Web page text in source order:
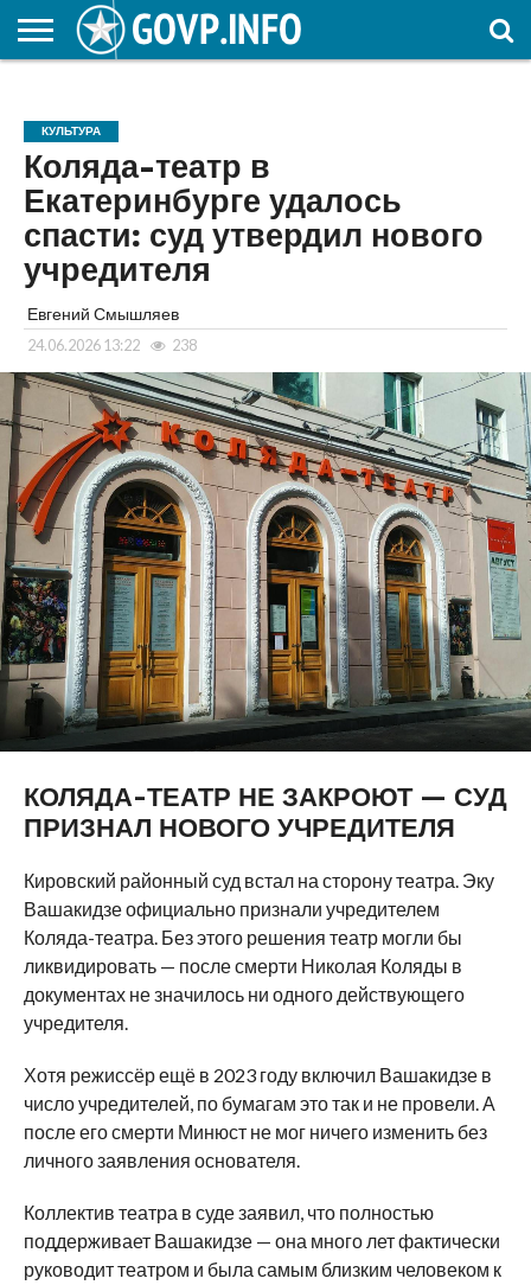
ОБРАЗОВАНИЕ
КУЛЬТУРА
Коляда-театр в
Екатеринбурге удалось
спасти: суд утвердил нового
учредителя
Евгений Смышляев
24.06.2026 13:22 238
КОЛЯДА-ТЕАТР НЕ ЗАКРОЮТ — СУД
ПРИЗНАЛ НОВОГО УЧРЕДИТЕЛЯ
Кировский районный суд встал на сторону театра. Эку
Вашакидзе официально признали учредителем
Коляда-театра. Без этого решения театр могли бы
ликвидировать — после смерти Николая Коляды в
документах не значилось ни одного действующего
учредителя.
Хотя режиссёр ещё в 2023 году включил Вашакидзе в
число учредителей, по бумагам это так и не провели. А
после его смерти Минюст не мог ничего изменить без
личного заявления основателя.
Коллектив театра в суде заявил, что полностью
поддерживает Вашакидзе — она много лет фактически
руководит театром и была самым близким человеком к